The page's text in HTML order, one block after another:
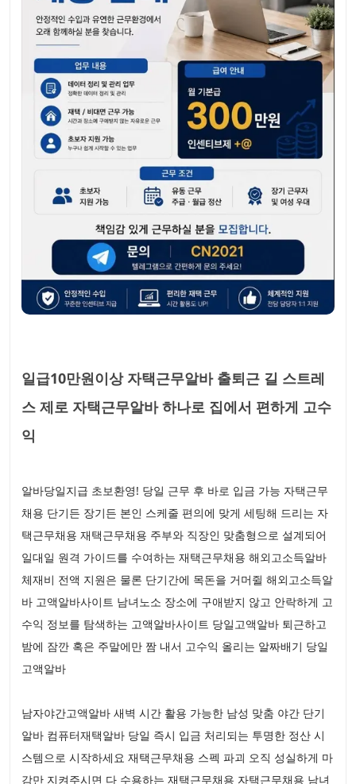
일급10만원이상 자택근무알바 출퇴근 길 스트레
스 제로 자택근무알바 하나로 집에서 편하게 고수
익
알바당일지급 초보환영! 당일 근무 후 바로 입금 가능 자택근무
채용 단기든 장기든 본인 스케줄 편의에 맞게 세팅해 드리는 자
택근무채용 재택근무채용 주부와 직장인 맞춤형으로 설계되어
일대일 원격 가이드를 수여하는 재택근무채용 해외고소득알바
체재비 전액 지원은 물론 단기간에 목돈을 거머쥘 해외고소득알
바 고액알바사이트 남녀노소 장소에 구애받지 않고 안락하게 고
수익 정보를 탐색하는 고액알바사이트 당일고액알바 퇴근하고
밤에 잠깐 혹은 주말에만 짬 내서 고수익 올리는 알짜배기 당일
고액알바
남자야간고액알바 새벽 시간 활용 가능한 남성 맞춤 야간 단기
알바 컴퓨터재택알바 당일 즉시 입금 처리되는 투명한 정산 시
스템으로 시작하세요 재택근무채용 스펙 파괴 오직 성실하게 마
감만 지켜주시면 다 수용하는 재택근무채용 자택근무채용 남녀